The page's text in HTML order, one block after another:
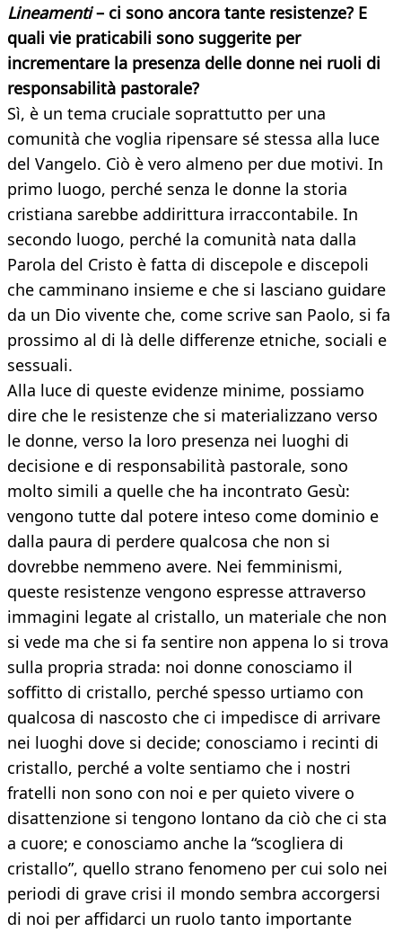
Lineamenti– ci sono ancora tante resistenze? E
quali vie praticabili sono suggerite per
incrementare la presenza delle donne nei ruoli di
responsabilità pastorale?
Sì, è un tema cruciale soprattutto per una
comunità che voglia ripensare sé stessa alla luce
del Vangelo. Ciò è vero almeno per due motivi. In
primo luogo, perché senza le donne la storia
cristiana sarebbe addirittura irraccontabile. In
secondo luogo, perché la comunità nata dalla
Parola del Cristo è fatta di discepole e discepoli
che camminano insieme e che si lasciano guidare
da un Dio vivente che, come scrive san Paolo, si fa
prossimo al di là delle differenze etniche, sociali e
sessuali.
Alla luce di queste evidenze minime, possiamo
dire che le resistenze che si materializzano verso
le donne, verso la loro presenza nei luoghi di
decisione e di responsabilità pastorale, sono
molto simili a quelle che ha incontrato Gesù:
vengono tutte dal potere inteso come dominio e
dalla paura di perdere qualcosa che non si
dovrebbe nemmeno avere. Nei femminismi,
queste resistenze vengono espresse attraverso
immagini legate al cristallo, un materiale che non
si vede ma che si fa sentire non appena lo si trova
sulla propria strada: noi donne conosciamo il
soffitto di cristallo, perché spesso urtiamo con
qualcosa di nascosto che ci impedisce di arrivare
nei luoghi dove si decide; conosciamo i recinti di
cristallo, perché a volte sentiamo che i nostri
fratelli non sono con noi e per quieto vivere o
disattenzione si tengono lontano da ciò che ci sta
a cuore; e conosciamo anche la “scogliera di
cristallo”, quello strano fenomeno per cui solo nei
periodi di grave crisi il mondo sembra accorgersi
di noi per affidarci un ruolo tanto importante